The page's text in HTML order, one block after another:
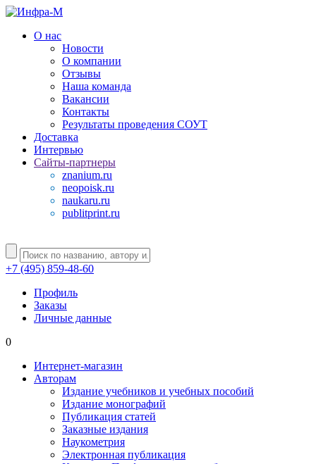
О нас
Новости
О компании
Отзывы
Наша команда
Вакансии
Контакты
Результаты проведения СОУТ
Доставка
Интервью
Сайты-партнеры
znanium.ru
neopoisk.ru
naukaru.ru
publitprint.ru
+7 (495) 859-48-60
Профиль
Заказы
Личные данные
0
Интернет-магазин
Авторам
Издание учебников и учебных пособий
Издание монографий
Публикация статей
Заказные издания
Наукометрия
Электронная публикация